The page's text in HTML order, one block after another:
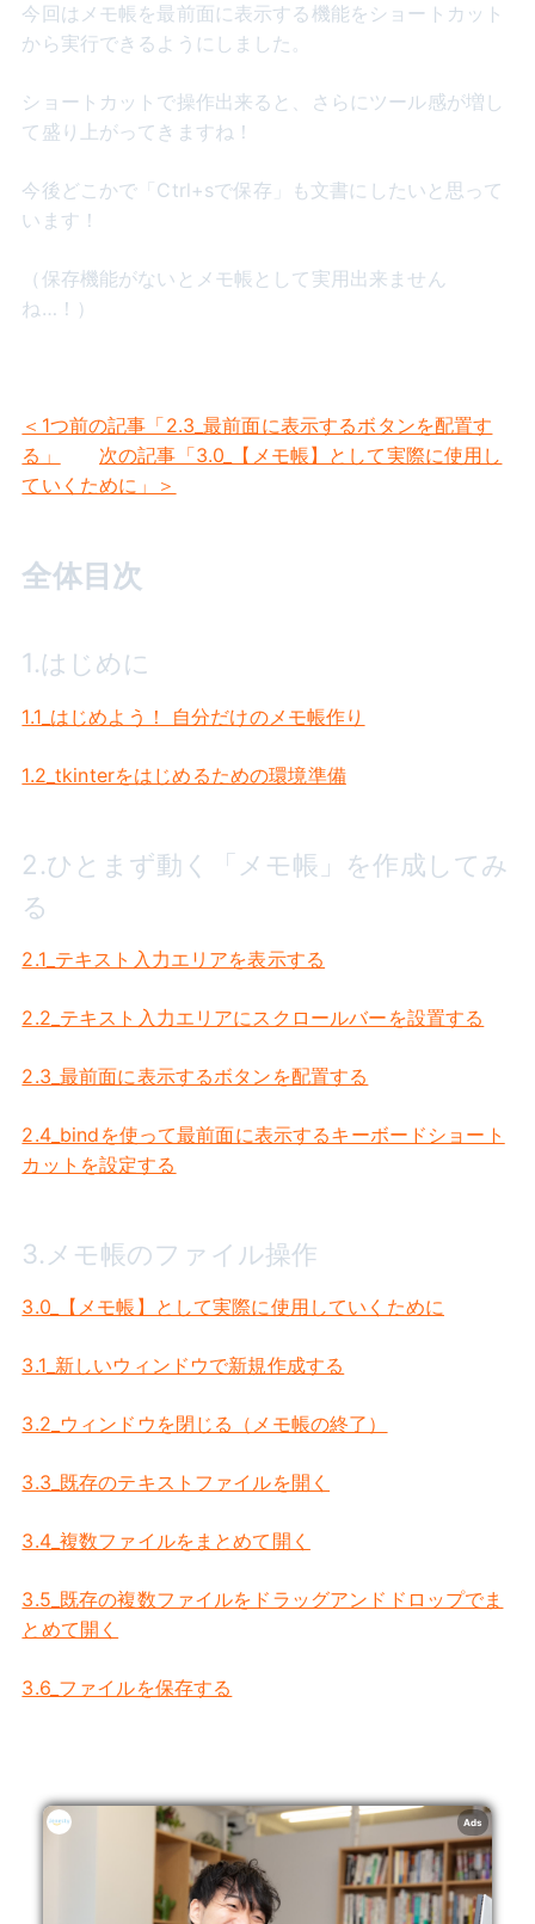
今回はメモ帳を最前面に表示する機能をショートカット
から実行できるようにしました。
ショートカットで操作出来ると、さらにツール感が増し
て盛り上がってきますね！
今後どこかで「Ctrl+sで保存」も文書にしたいと思って
います！
（保存機能がないとメモ帳として実用出来ません
ね…！）
＜1つ前の記事「2.3_最前面に表示するボタンを配置す
る」
次の記事「3.0_【メモ帳】として実際に使用し
ていくために」＞
全体目次
1.はじめに
1.1_はじめよう！ 自分だけのメモ帳作り
1.2_tkinterをはじめるための環境準備
2.ひとまず動く「メモ帳」を作成してみ
る
2.1_テキスト入力エリアを表示する
2.2_テキスト入力エリアにスクロールバーを設置する
2.3_最前面に表示するボタンを配置する
2.4_bindを使って最前面に表示するキーボードショート
カットを設定する
3.メモ帳のファイル操作
3.0_【メモ帳】として実際に使用していくために
3.1_新しいウィンドウで新規作成する
3.2_ウィンドウを閉じる（メモ帳の終了）
3.3_既存のテキストファイルを開く
3.4_複数ファイルをまとめて開く
3.5_既存の複数ファイルをドラッグアンドドロップでま
とめて開く
3.6_ファイルを保存する
Ads